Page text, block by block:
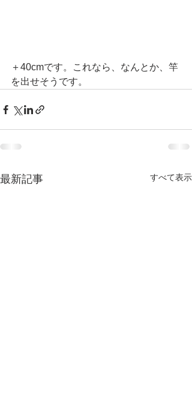
＋40cmです。これなら、なんとか、竿
を出せそうです。
最新記事 すべて表示